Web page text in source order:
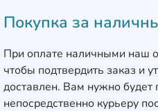
Покупка за
При оплате наличными наш
чтобы подтвердить заказ и
доставлен. Вам нужно будет
непосредственно курьеру